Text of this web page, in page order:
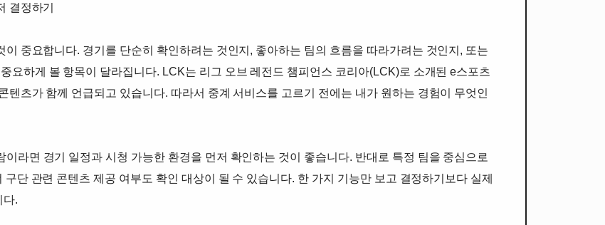
결정하기
중요합니다. 경기를 단순히 확인하려는 것인지, 좋아하는 팀의 흐름을 따라가려는 것인지, 또는
요하게 볼 항목이 달라집니다. LCK는 리그 오브 레전드 챔피언스 코리아(LCK)로 소개된 e스포츠
텐츠가 함께 언급되고 있습니다. 따라서 중계 서비스를 고르기 전에는 내가 원하는 경험이 무엇인
라면 경기 일정과 시청 가능한 환경을 먼저 확인하는 것이 좋습니다. 반대로 특정 팀을 중심으로
단 관련 콘텐츠 제공 여부도 확인 대상이 될 수 있습니다. 한 가지 기능만 보고 결정하기보다 실제
다.